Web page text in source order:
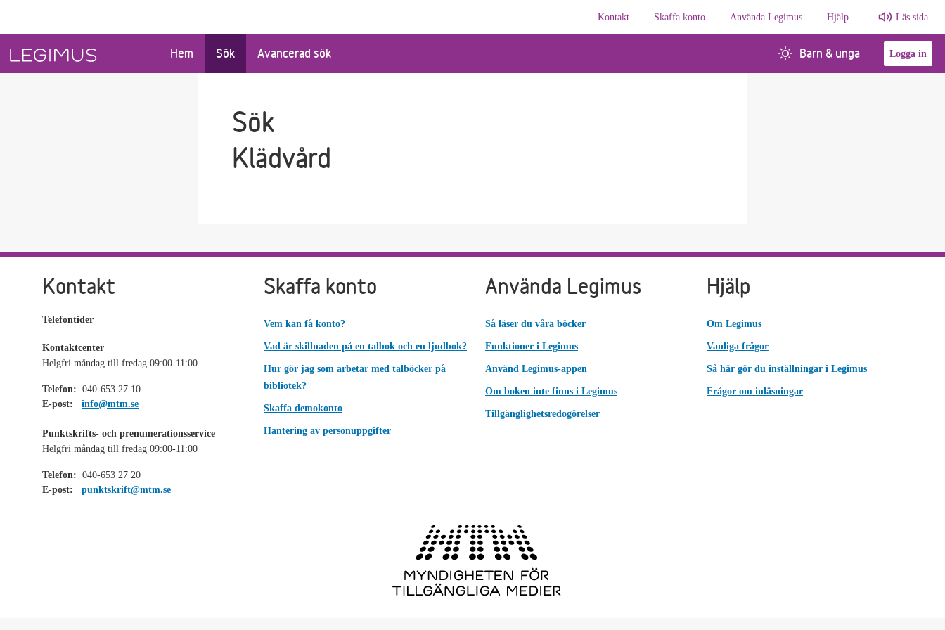
Kontakt
Skaffa konto Använda Legimus Hjälp Läs sida
Hem Sök Avancerad sök Barn & unga Logga in
Sök
Klädvård
Kontakt
Telefontider
Kontaktcenter
Helgfri måndag till fredag 09:00-11:00
Telefon: 040-653 27 10
E-post:
info@mtm.se
Punktskrifts- och prenumerationsservice
Helgfri måndag till fredag 09:00-11:00
Telefon: 040-653 27 20
E-post:
punktskrift@mtm.se
Skaffa konto
Vem kan få konto?
Vad är skillnaden på en talbok och en ljudbok?
Hur gör jag som arbetar med talböcker på
bibliotek?
Skaffa demokonto
Hantering av personuppgifter
Använda Legimus
Så läser du våra böcker
Funktioner i Legimus
Använd Legimus-appen
Om boken inte finns i Legimus
Tillgänglighetsredogörelser
Hjälp
Om Legimus
Vanliga frågor
Så här gör du inställningar i Legimus
Frågor om inläsningar